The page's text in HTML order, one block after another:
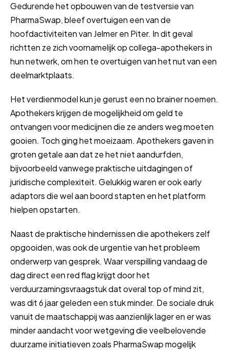
Gedurende het opbouwen van de testversie van
PharmaSwap, bleef overtuigen een van de
hoofdactiviteiten van Jelmer en Piter. In dit geval
richtten ze zich voornamelijk op collega-apothekers in
hun netwerk, om hen te overtuigen van het nut van een
deelmarktplaats.
Het verdienmodel kun je gerust een no brainer noemen.
Apothekers krijgen de mogelijkheid om geld te
ontvangen voor medicijnen die ze anders weg moeten
gooien. Toch ging het moeizaam. Apothekers gaven in
groten getale aan dat ze het niet aandurfden,
bijvoorbeeld vanwege praktische uitdagingen of
juridische complexiteit. Gelukkig waren er ook early
adaptors die wel aan boord stapten en het platform
hielpen opstarten.
Naast de praktische hindernissen die apothekers zelf
opgooiden, was ook de urgentie van het probleem
onderwerp van gesprek. Waar verspilling vandaag de
dag direct een red flag krijgt door het
verduurzamingsvraagstuk dat overal top of mind zit,
was dit 6 jaar geleden een stuk minder. De sociale druk
vanuit de maatschappij was aanzienlijk lager en er was
minder aandacht voor wetgeving die veelbelovende
duurzame initiatieven zoals PharmaSwap mogelijk